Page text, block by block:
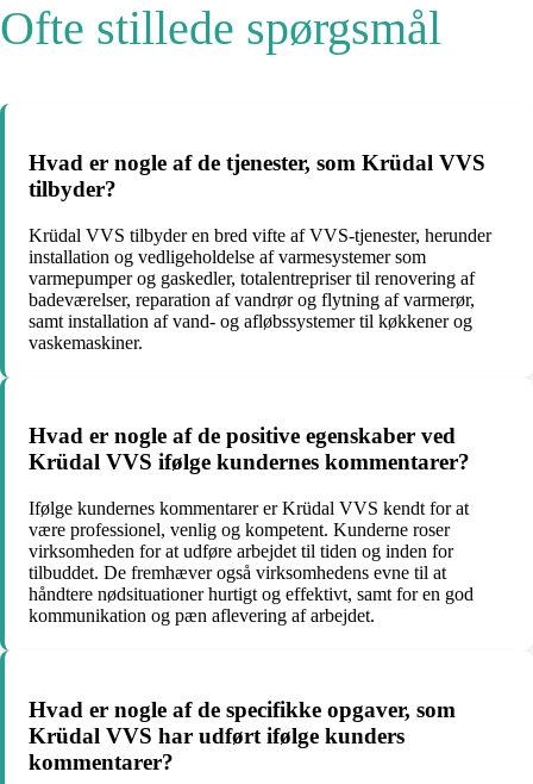
Ofte stillede spørgsmål
Hvad er nogle af de tjenester, som Krüdal VVS
tilbyder?
Krüdal VVS tilbyder en bred vifte af VVS-tjenester, herunder
installation og vedligeholdelse af varmesystemer som
varmepumper og gaskedler, totalentrepriser til renovering af
badeværelser, reparation af vandrør og flytning af varmerør,
samt installation af vand- og afløbssystemer til køkkener og
vaskemaskiner.
Hvad er nogle af de positive egenskaber ved
Krüdal VVS ifølge kundernes kommentarer?
Ifølge kundernes kommentarer er Krüdal VVS kendt for at
være professionel, venlig og kompetent. Kunderne roser
virksomheden for at udføre arbejdet til tiden og inden for
tilbuddet. De fremhæver også virksomhedens evne til at
håndtere nødsituationer hurtigt og effektivt, samt for en god
kommunikation og pæn aflevering af arbejdet.
Hvad er nogle af de specifikke opgaver, som
Krüdal VVS har udført ifølge kunders
kommentarer?